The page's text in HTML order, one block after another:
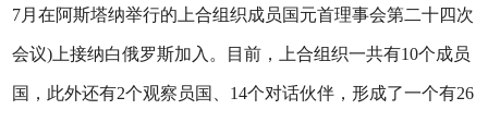
7月在阿斯塔纳举行的上合组织成员国元首理事会第二十四次
会议)上接纳白俄罗斯加入。目前，上合组织一共有10个成员
国，此外还有2个观察员国、14个对话伙伴，形成了一个有26